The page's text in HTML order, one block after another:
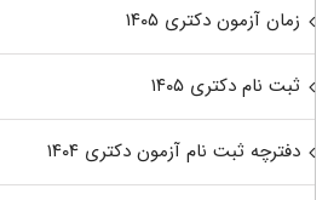
زمان آزمون دکتری ۱۴۰۵
ثبت نام دکتری ۱۴۰۵
دفترچه ثبت نام آزمون دکتری ۱۴۰۴